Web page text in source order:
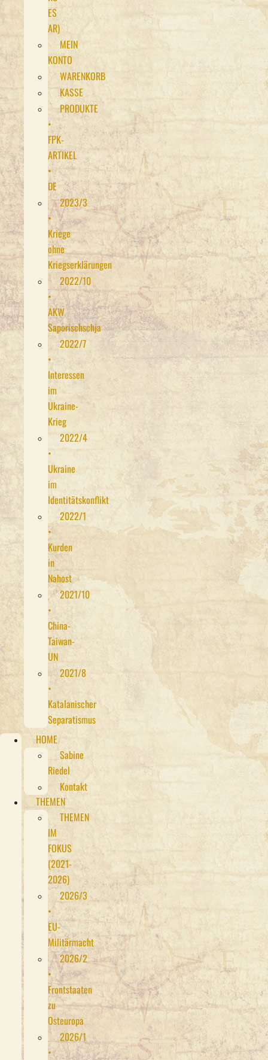
ES
AR)
MEIN
KONTO
WARENKORB
KASSE
PRODUKTE
•
FPK-
ARTIKEL
•
DE
2023/3
•
Kriege
ohne
Kriegserklärungen
2022/10
•
AKW
Saporischschja
2022/7
•
Interessen
im
Ukraine-
Krieg
2022/4
•
Ukraine
im
Identitätskonflikt
2022/1
•
Kurden
in
Nahost
2021/10
•
China-
Taiwan-
UN
2021/8
•
Katalanischer
Separatismus
HOME
Sabine
Riedel
Kontakt
THEMEN
THEMEN
IM
FOKUS
(2021-
2026)
2026/3
•
EU-
Militärmacht
2026/2
•
Frontstaaten
zu
Osteuropa
2026/1
•